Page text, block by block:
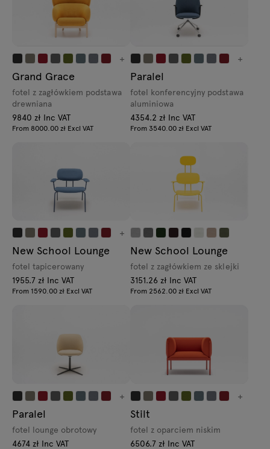
+
Grand Grace
fotel z zagłówkiem podstawa
drewniana
9840 zł Inc VAT
From 8000.00 zł Excl VAT
+
Paralel
fotel konferencyjny podstawa
aluminiowa
4354.2 zł Inc VAT
From 3540.00 zł Excl VAT
+
New School Lounge
fotel tapicerowany
1955.7 zł Inc VAT
From 1590.00 zł Excl VAT
New School Lounge
fotel z zagłówkiem ze sklejki
3151.26 zł Inc VAT
From 2562.00 zł Excl VAT
+
Paralel
fotel lounge obrotowy
4674 zł Inc VAT
+
Stilt
fotel z oparciem niskim
6506.7 zł Inc VAT